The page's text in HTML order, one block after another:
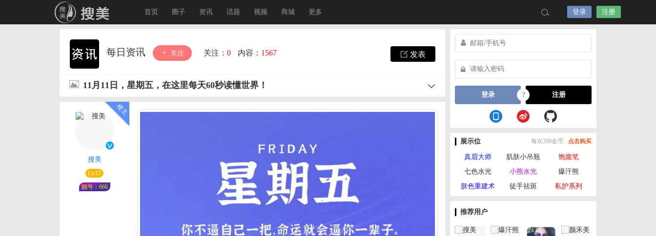
首页 圈子 资讯 话题 视频 商城 更多 登录 注册
每日资讯 关注 关注： 0 内容： 1567 发表
11月11日，星期五，在这里每天60秒读懂世界！
搜美
Lv.17
靓号：666
登录 ? 注册
展示位 每次200金币 点击购买
真眉大师 肌肤小吊瓶
饱腹笔
七色水光
小熊水光
爆汗熊
肤色重建术
徒手祛斑 私护系列
推荐用户